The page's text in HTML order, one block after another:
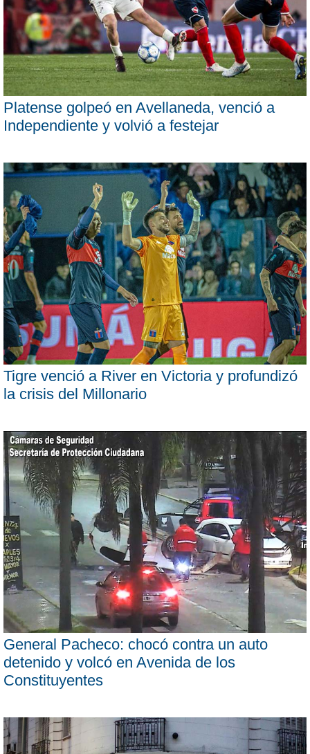
Platense golpeó en Avellaneda, venció a
Independiente y volvió a festejar
Tigre venció a River en Victoria y profundizó
la crisis del Millonario
General Pacheco: chocó contra un auto
detenido y volcó en Avenida de los
Constituyentes